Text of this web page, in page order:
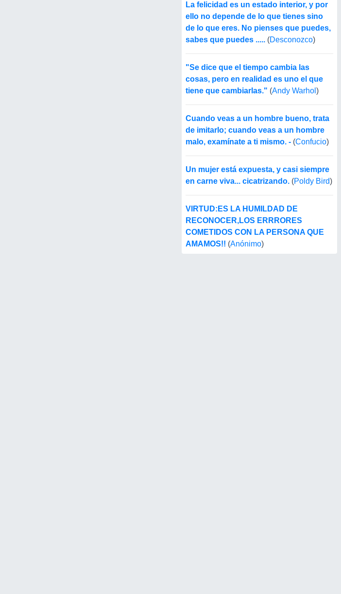
La felicidad es un estado interior, y por
ello no depende de lo que tienes sino
de lo que eres. No pienses que puedes,
sabes que puedes ..... (Desconozco)
"Se dice que el tiempo cambia las
cosas, pero en realidad es uno el que
tiene que cambiarlas." (Andy Warhol )
Cuando veas a un hombre bueno, trata
de imitarlo; cuando veas a un hombre
malo, examínate a ti mismo. - (Confucio)
Un mujer está expuesta, y casi siempre
en carne viva... cicatrizando. (Poldy Bird)
VIRTUD:ES LA HUMILDAD DE
RECONOCER,LOS ERRRORES
COMETIDOS CON LA PERSONA QUE
AMAMOS!! (Anónimo)